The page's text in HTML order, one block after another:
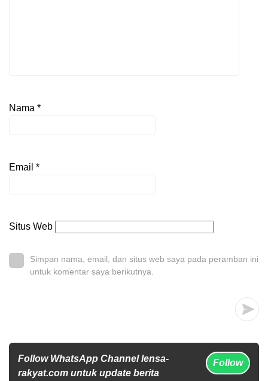
Nama *
Email *
Situs Web
Simpan nama, email, dan situs web saya pada peramban ini
untuk komentar saya berikutnya.
Follow WhatsApp Channel lensa-
rakyat.com untuk update berita
Follow